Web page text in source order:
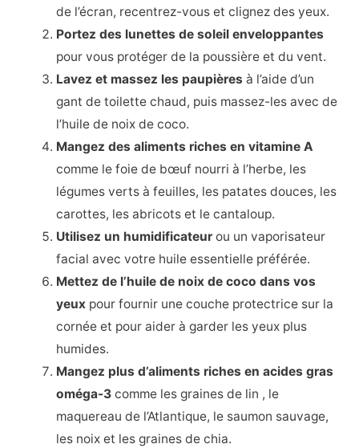
de l’écran, recentrez-vous et clignez des yeux.
Portez des lunettes de soleil enveloppantes
pour vous protéger de la poussière et du vent.
Lavez et massez les paupières à l’aide d’un
gant de toilette chaud, puis massez-les avec de
l’huile de noix de coco.
Mangez des aliments riches en vitamine A
comme le foie de bœuf nourri à l’herbe, les
légumes verts à feuilles, les patates douces, les
carottes, les abricots et le cantaloup.
Utilisez un humidificateurou un vaporisateur
facial avec votre huile essentielle préférée.
Mettez de l’huile de noix de coco dans vos
yeux pour fournir une couche protectrice sur la
cornée et pour aider à garder les yeux plus
humides.
Mangez plus d’aliments riches en acides gras
oméga-3comme les graines de lin , le
maquereau de l’Atlantique, le saumon sauvage,
les noix et les graines de chia.